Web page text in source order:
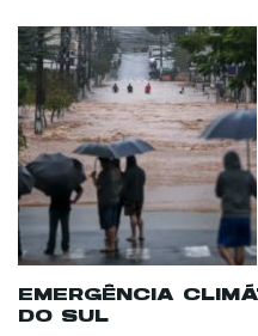
EMERGÊNCIA
DO SUL